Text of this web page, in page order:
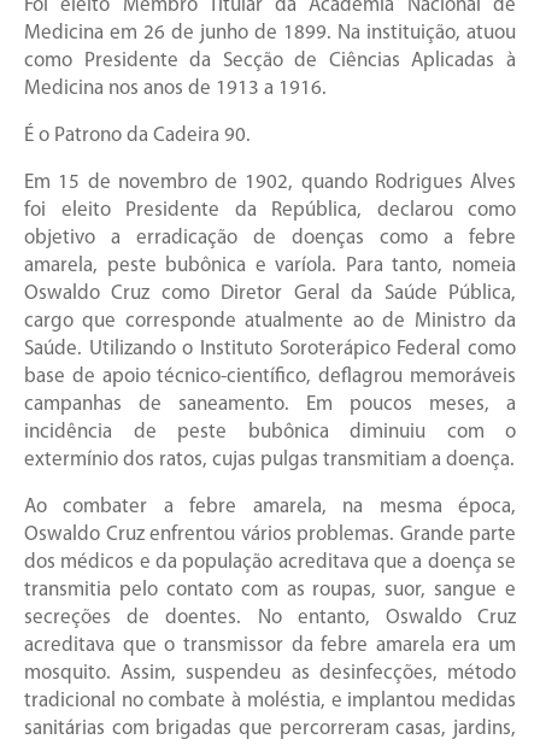
Foi eleito Membro Titular da Academia Nacional de
Medicina em 26 de junho de 1899. Na instituição, atuou
como Presidente da Secção de Ciências Aplicadas à
Medicina nos anos de 1913 a 1916.
É o Patrono da Cadeira 90.
Em 15 de novembro de 1902, quando Rodrigues Alves
foi eleito Presidente da República, declarou como
objetivo a erradicação de doenças como a febre
amarela, peste bubônica e varíola. Para tanto, nomeia
Oswaldo Cruz como Diretor Geral da Saúde Pública,
cargo que corresponde atualmente ao de Ministro da
Saúde. Utilizando o Instituto Soroterápico Federal como
base de apoio técnico-científico, deflagrou memoráveis
campanhas de saneamento. Em poucos meses, a
incidência de peste bubônica diminuiu com o
extermínio dos ratos, cujas pulgas transmitiam a doença.
Ao combater a febre amarela, na mesma época,
Oswaldo Cruz enfrentou vários problemas. Grande parte
dos médicos e da população acreditava que a doença se
transmitia pelo contato com as roupas, suor, sangue e
secreções de doentes. No entanto, Oswaldo Cruz
acreditava que o transmissor da febre amarela era um
mosquito. Assim, suspendeu as desinfecções, método
tradicional no combate à moléstia, e implantou medidas
sanitárias com brigadas que percorreram casas, jardins,